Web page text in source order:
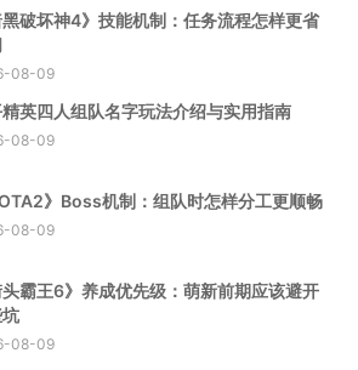
黑破坏神4》技能机制：任务流程怎样更省
08-09
英四人组队名字玩法介绍与实用指南
08-09
》Boss机制：组队时怎样分工更顺畅
08-09
头霸王6》养成优先级：萌新前期应该避开
08-09